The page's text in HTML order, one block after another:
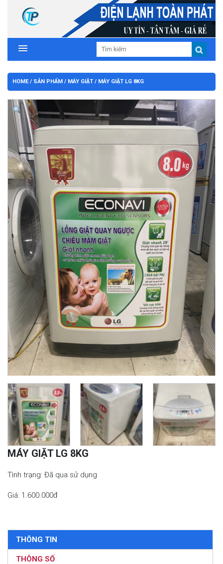
HOME/ SẢN PHẨM / MÁY GIẶT / MÁY GIẶT LG 8KG
MÁY GIẶT LG 8KG
Tình trạng: Đã qua sử dụng
Giá: 1.600.000đ
THÔNG TIN
THÔNG SỐ